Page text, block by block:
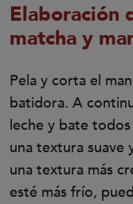
Elaboración
matcha y
Pela y corta el
batidora. A
leche y bate
una textura suave
una textura más
esté más frío,